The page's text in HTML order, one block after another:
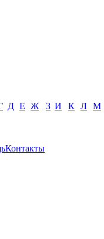
Д Е Ж З И К Л М
Контакты